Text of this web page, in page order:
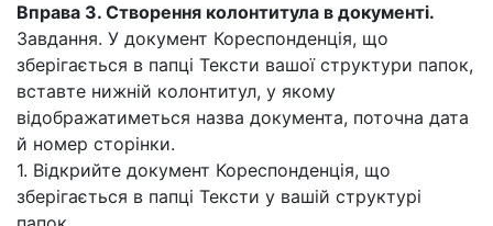
Вправа 3. Створення колонтитула в документі.
Завдання. У документ Кореспонденція, що
зберігається в папці Тексти вашої структури папок,
вставте нижній колонтитул, у якому
відображатиметься назва документа, поточна дата
й номер сторінки.
1. Відкрийте документ Кореспонденція, що
зберігається в папці Тексти у вашій структурі